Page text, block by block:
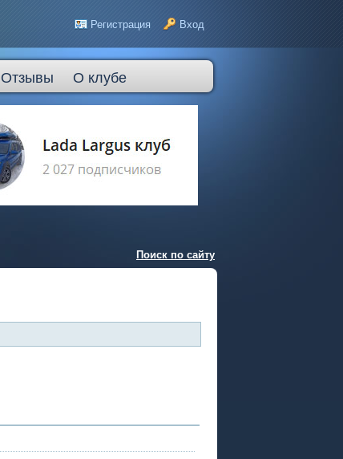
Регистрация Вход
Отзывы О клубе
Поиск по сайту